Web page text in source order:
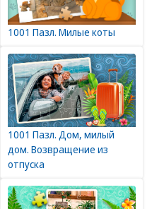
1001 Пазл. Милые коты
1001 Пазл. Дом, милый
дом. Возвращение из
отпуска